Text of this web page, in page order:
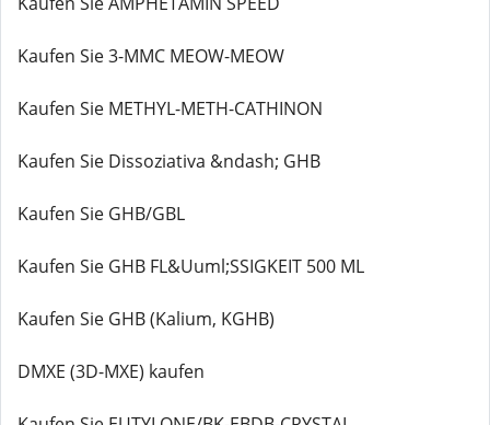
Kaufen Sie 3-MMC MEOW-MEOW
Kaufen Sie METHYL-METH-CATHINON
Kaufen Sie Dissoziativa &ndash; GHB
Kaufen Sie GHB/GBL
Kaufen Sie GHB FL&Uuml;SSIGKEIT 500 ML
Kaufen Sie GHB (Kalium, KGHB)
DMXE (3D-MXE) kaufen